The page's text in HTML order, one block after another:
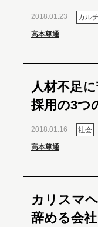
2018.01.23 カル
高本尊通
人材不足
採用の3つ
2018.01.16 社会
高本尊通
カリスマ
辞める会社